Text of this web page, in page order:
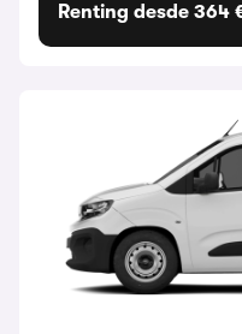
Renting desde 364